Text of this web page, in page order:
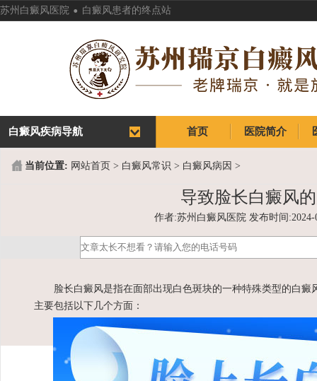
苏州白癜风医院 . 白癜风患者的终点站
首页
首页
医院简介
白癜风疾病导航
当前位置: 网站首页 > 白癜风常识 > 白癜风病因 >
导致脸长白癜风
作者:苏州白癜风医院 发布时间:2024-
脸长白癜风是指在面部出现白色斑块的一种特殊类型的白癜
主要包括以下几个方面：